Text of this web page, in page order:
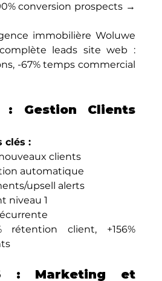
conversion prospects →
immobilière Woluwe
leads site web :
-67% temps commercial
: Gestion Clients
clés :
clients
automatique
upsell alerts
niveau 1
rétention client, +156%
: Marketing et